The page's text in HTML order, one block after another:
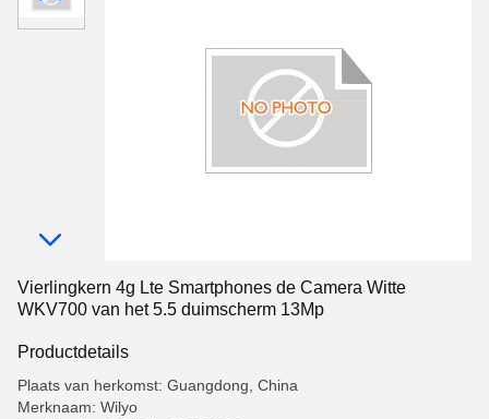
Vierlingkern 4g Lte Smartphones de Camera Witte
WKV700 van het 5.5 duimscherm 13Mp
Productdetails
Plaats van herkomst: Guangdong, China
Merknaam: Wilyo